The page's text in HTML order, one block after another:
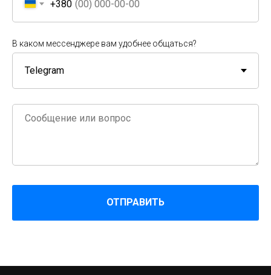
+380
В каком мессенджере вам удобнее общаться?
ОТПРАВИТЬ